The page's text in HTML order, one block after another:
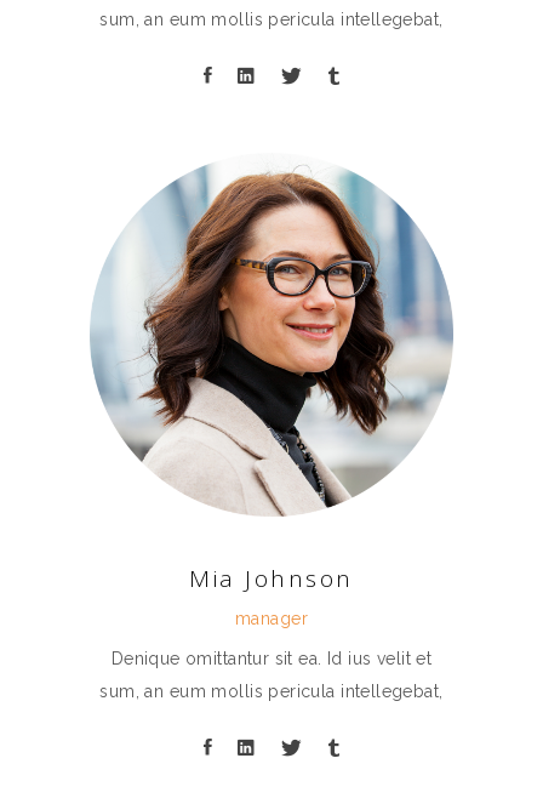
sum, an eum mollis pericula intellegebat,
Mia Johnson
manager
Denique omittantur sit ea. Id ius velit et
sum, an eum mollis pericula intellegebat,